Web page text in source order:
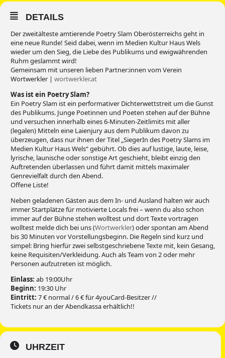
DETAILS
Der zweitälteste amtierende Poetry Slam Oberösterreichs geht in
eine neue Runde! Seid dabei, wenn im Medien Kultur Haus Wels
wieder um den Sieg, die Liebe des Publikums und ewigwährenden
Ruhm geslammt wird!
Gemeinsam mit unseren lieben Partner:innen vom Verein
Wortwerkler | wortwerkler.at
Was ist ein Poetry Slam?
Ein Poetry Slam ist ein performativer Dichterwettstreit um die Gunst
des Publikums. Junge Poetinnen und Poeten stehen auf der Bühne
und versuchen innerhalb eines 6-Minuten-Zeitlimits mit aller
(legalen) Mitteln eine Laienjury aus dem Publikum davon zu
überzeugen, dass nur ihnen der Titel „SiegerIn des Poetry Slams im
Medien Kultur Haus Wels“ gebührt. Ob dies auf lustige, laute, leise,
lyrische, launische oder sonstige Art geschieht, bleibt einzig den
Auftretenden überlassen und führt damit mittels maximaler
Genrevielfalt durch den Abend.
Offene Liste!
Neben geladenen Gästen aus dem In- und Ausland halten wir auch
immer Startplätze für motivierte Locals frei – wenn du also schon
immer auf der Bühne stehen wolltest und dort Texte vortragen
wolltest melde dich bei uns (Wortwerkler) oder spontan am Abend
bis 30 Minuten vor Vorstellungsbeginn. Die Regeln sind kurz und
simpel: Bring hierfür zwei selbstgeschriebene Texte mit, kein Gesang,
keine Requisiten/Verkleidung. Auch als Team von 2 oder mehr
Personen aufzutreten ist möglich.
Einlass: ab 19:00Uhr
Beginn: 19:30 Uhr
Eintritt: 7 € normal / 6 € für 4youCard-Besitzer //
Tickets nur an der Abendkassa erhältlich!!
UHRZEIT